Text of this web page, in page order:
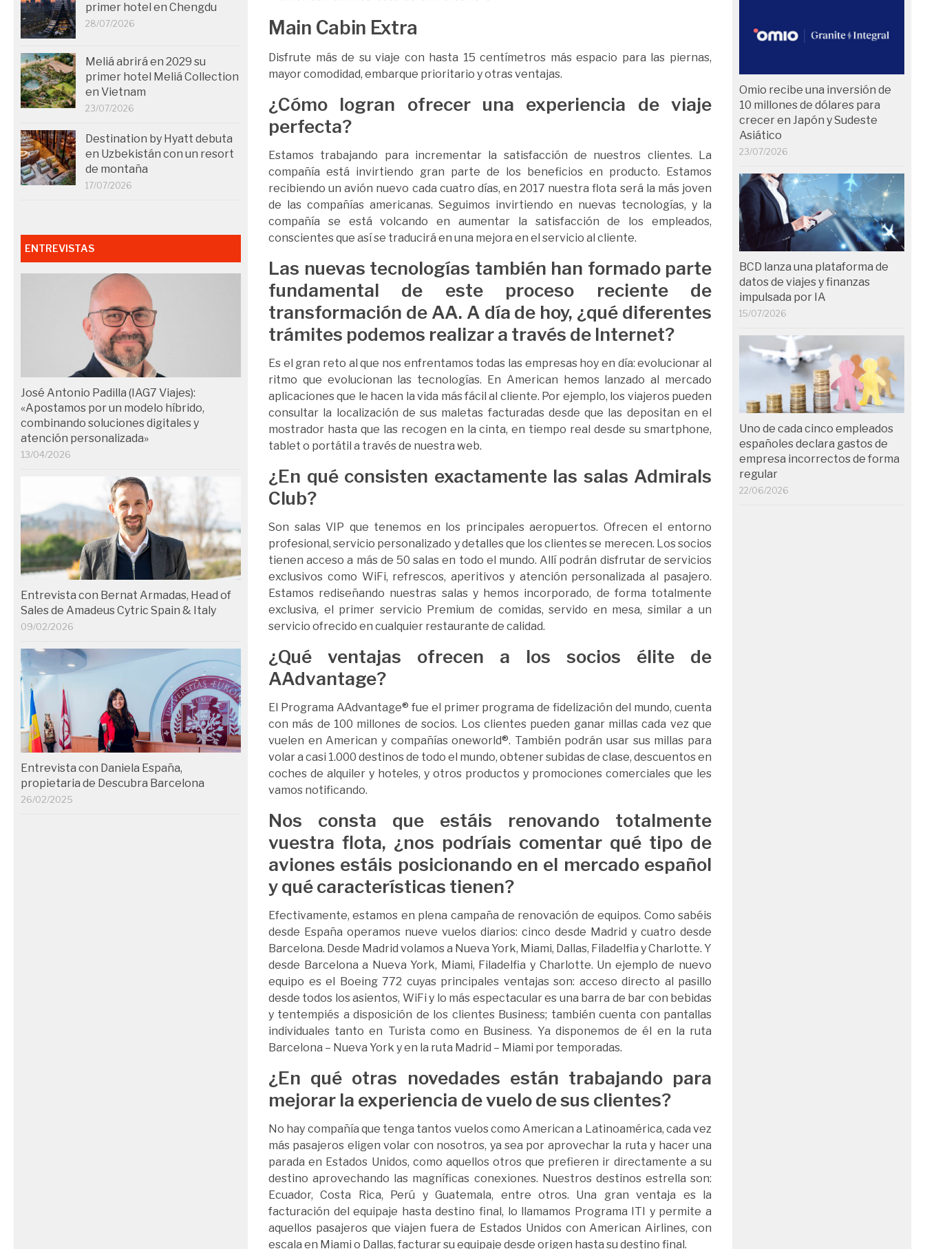
Main Cabin Extra
Disfrute más de su viaje con hasta 15 centímetros más espacio para las piernas,
mayor comodidad, embarque prioritario y otras ventajas.
¿Cómo logran ofrecer una experiencia de viaje
perfecta?
Estamos trabajando para incrementar la satisfacción de nuestros clientes. La
compañía está invirtiendo gran parte de los beneficios en producto. Estamos
recibiendo un avión nuevo cada cuatro días, en 2017 nuestra flota será la más joven
de las compañías americanas. Seguimos invirtiendo en nuevas tecnologías, y la
compañía se está volcando en aumentar la satisfacción de los empleados,
conscientes que así se traducirá en una mejora en el servicio al cliente.
Las nuevas tecnologías también han formado parte
fundamental de este proceso reciente de
transformación de AA. A día de hoy, ¿qué diferentes
trámites podemos realizar a través de Internet?
Es el gran reto al que nos enfrentamos todas las empresas hoy en día: evolucionar al
ritmo que evolucionan las tecnologías. En American hemos lanzado al mercado
aplicaciones que le hacen la vida más fácil al cliente. Por ejemplo, los viajeros pueden
consultar la localización de sus maletas facturadas desde que las depositan en el
mostrador hasta que las recogen en la cinta, en tiempo real desde su smartphone,
tablet o portátil a través de nuestra web.
¿En qué consisten exactamente las salas Admirals
Club?
Son salas VIP que tenemos en los principales aeropuertos. Ofrecen el entorno
profesional, servicio personalizado y detalles que los clientes se merecen. Los socios
tienen acceso a más de 50 salas en todo el mundo. Allí podrán disfrutar de servicios
exclusivos como WiFi, refrescos, aperitivos y atención personalizada al pasajero.
Estamos rediseñando nuestras salas y hemos incorporado, de forma totalmente
exclusiva, el primer servicio Premium de comidas, servido en mesa, similar a un
servicio ofrecido en cualquier restaurante de calidad.
¿Qué ventajas ofrecen a los socios élite de
AAdvantage?
El Programa AAdvantage® fue el primer programa de fidelización del mundo, cuenta
con más de 100 millones de socios. Los clientes pueden ganar millas cada vez que
vuelen en American y compañías oneworld®. También podrán usar sus millas para
volar a casi 1.000 destinos de todo el mundo, obtener subidas de clase, descuentos en
coches de alquiler y hoteles, y otros productos y promociones comerciales que les
vamos notificando.
Nos consta que estáis renovando totalmente
vuestra flota, ¿nos podríais comentar qué tipo de
aviones estáis posicionando en el mercado español
y qué características tienen?
Efectivamente, estamos en plena campaña de renovación de equipos. Como sabéis
desde España operamos nueve vuelos diarios: cinco desde Madrid y cuatro desde
Barcelona. Desde Madrid volamos a Nueva York, Miami, Dallas, Filadelfia y Charlotte. Y
desde Barcelona a Nueva York, Miami, Filadelfia y Charlotte. Un ejemplo de nuevo
equipo es el Boeing 772 cuyas principales ventajas son: acceso directo al pasillo
desde todos los asientos, WiFi y lo más espectacular es una barra de bar con bebidas
y tentempiés a disposición de los clientes Business; también cuenta con pantallas
individuales tanto en Turista como en Business. Ya disponemos de él en la ruta
Barcelona – Nueva York y en la ruta Madrid – Miami por temporadas.
¿En qué otras novedades están trabajando para
mejorar la experiencia de vuelo de sus clientes?
No hay compañía que tenga tantos vuelos como American a Latinoamérica, cada vez
más pasajeros eligen volar con nosotros, ya sea por aprovechar la ruta y hacer una
parada en Estados Unidos, como aquellos otros que prefieren ir directamente a su
destino aprovechando las magníficas conexiones. Nuestros destinos estrella son:
Ecuador, Costa Rica, Perú y Guatemala, entre otros. Una gran ventaja es la
facturación del equipaje hasta destino final, lo llamamos Programa ITI y permite a
aquellos pasajeros que viajen fuera de Estados Unidos con American Airlines, con
escala en Miami o Dallas, facturar su equipaje desde origen hasta su destino final.
primer hotel en Chengdu
28/07/2026
Meliá abrirá en 2029 su
primer hotel Meliá Collection
en Vietnam
23/07/2026
Destination by Hyatt debuta
en Uzbekistán con un resort
de montaña
17/07/2026
ENTREVISTAS
José Antonio Padilla (IAG7 Viajes):
«Apostamos por un modelo híbrido,
combinando soluciones digitales y
atención personalizada»
13/04/2026
Entrevista con Bernat Armadas, Head of
Sales de Amadeus Cytric Spain & Italy
09/02/2026
Entrevista con Daniela España,
propietaria de Descubra Barcelona
26/02/2025
Omio recibe una inversión de
10 millones de dólares para
crecer en Japón y Sudeste
Asiático
23/07/2026
BCD lanza una plataforma de
datos de viajes y finanzas
impulsada por IA
15/07/2026
Uno de cada cinco empleados
españoles declara gastos de
empresa incorrectos de forma
regular
22/06/2026